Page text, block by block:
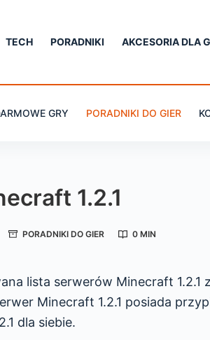
TECH PORADNIKI AKCESORIA DLA
GRY PORADNIKI DO GIER
1.2.1
PORADNIKI DO GIER 0 MIN
lista serwerów Minecraft 1.2.1
Minecraft 1.2.1 posiada
dla siebie.